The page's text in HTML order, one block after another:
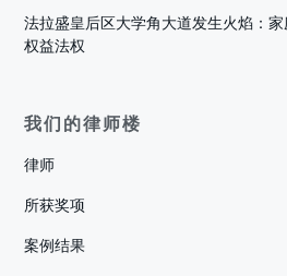
法拉盛皇后区大学角大道发生火焰：
权益法权
我们的律师楼
律师
所获奖项
案例结果